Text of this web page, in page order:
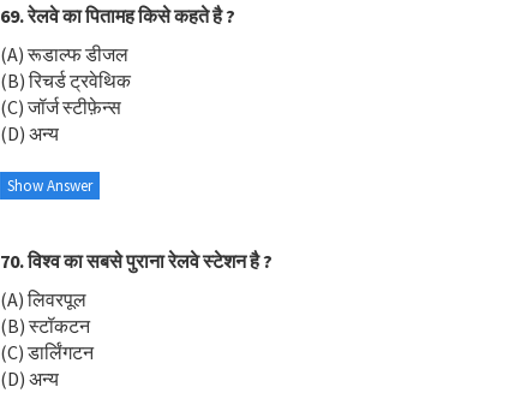
69. रेलवे का पितामह किसे कहते है ?
(A) रूडाल्फ डीजल
(B) रिचर्ड ट्रवेथिक
(C) जॉर्ज स्टीफ़ेन्स
(D) अन्य
Show Answer
70. विश्व का सबसे पुराना रेलवे स्टेशन है ?
(A) लिवरपूल
(B) स्टॉकटन
(C) डार्लिंगटन
(D) अन्य